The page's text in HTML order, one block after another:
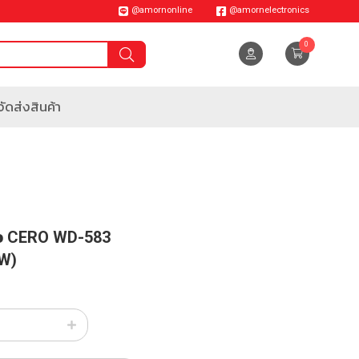
0
@amornonline @amornelectronics
ดส่งสินค้า
WD-583